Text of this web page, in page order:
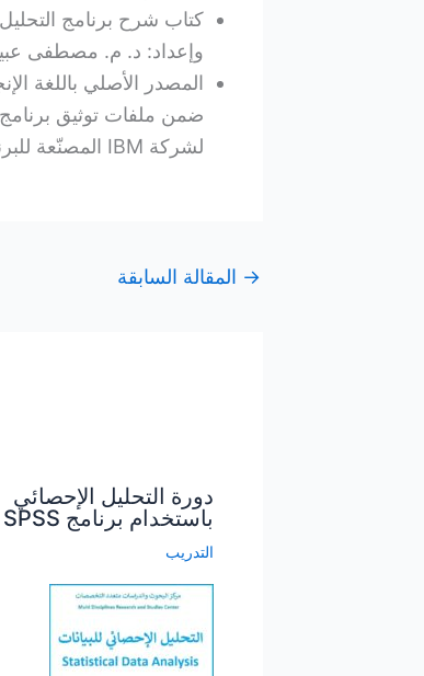
وإعداد: د. م. مصطفى عبيد،
المصدر الأصلي باللغة
لشركة IBM المصنّعة للبرنامج.
→ المقالة السابقة
دورة التحليل الإحصائي
باستخدام برنامج SPSS
التدريب